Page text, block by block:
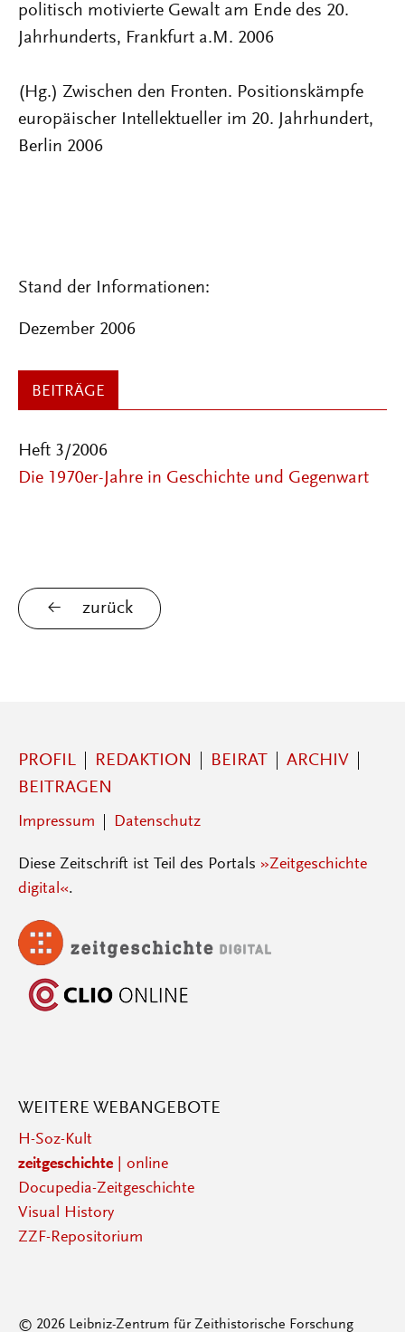
politisch motivierte Gewalt am Ende des 20.
Jahrhunderts, Frankfurt a.M. 2006
(Hg.) Zwischen den Fronten. Positionskämpfe
europäischer Intellektueller im 20. Jahrhundert,
Berlin 2006
Stand der Informationen:
Dezember 2006
BEITRÄGE
Heft 3/2006
Die 1970er-Jahre in Geschichte und Gegenwart
zurück
PROFIL REDAKTION BEIRAT
ARCHIV
BEITRAGEN
Impressum Datenschutz
Diese Zeitschrift ist Teil des Portals »Zeitgeschichte
digital«.
WEITERE WEBANGEBOTE
H-Soz-Kult
zeitgeschichte| online
Docupedia-Zeitgeschichte
Visual History
ZZF-Repositorium
© 2026 Leibniz-Zentrum für Zeithistorische Forschung